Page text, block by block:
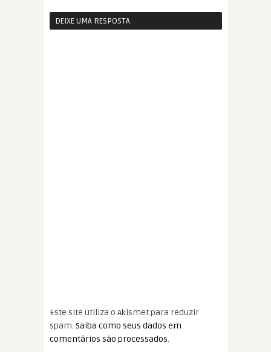
DEIXE UMA RESPOSTA
Este site utiliza o Akismet para reduzir
spam. Saiba como seus dados em
comentários são processados.